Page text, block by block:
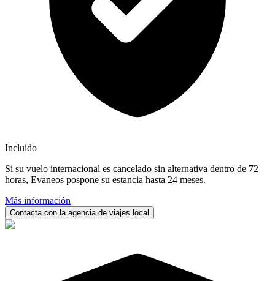
Incluido
Si su vuelo internacional es cancelado sin alternativa dentro de 72
horas, Evaneos pospone su estancia hasta 24 meses.
Más información
Contacta con la agencia de viajes local